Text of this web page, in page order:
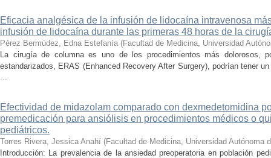
Eficacia analgésica de la infusión de lidocaína intravenosa
infusión de lidocaína durante las primeras 48 horas de la
Pérez Bermúdez, Edna Estefanía (Facultad de Medicina, Universidad
La cirugía de columna es uno de los procedimientos más dolorosos,
estandarizados, ERAS (Enhanced Recovery After Surgery), podrían tener
...
Efectividad de midazolam comparado con dexmedetomidina
premedicación para ansiólisis en procedimientos médicos o
pediátricos.
Torres Rivera, Jessica Anahí (Facultad de Medicina, Universidad Autónoma
Introducción: La prevalencia de la ansiedad preoperatoria en población